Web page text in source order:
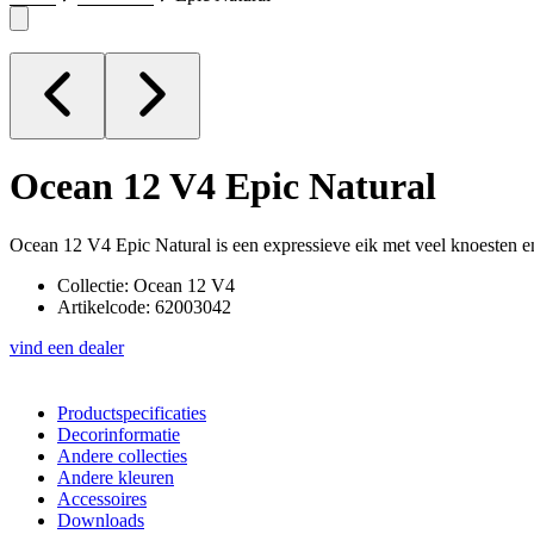
Ocean 12 V4 Epic Natural
Ocean 12 V4 Epic Natural is een expressieve eik met veel
Collectie: Ocean 12 V4
Artikelcode: 62003042
vind een dealer
Productspecificaties
Decorinformatie
Andere collecties
Andere kleuren
Accessoires
Downloads